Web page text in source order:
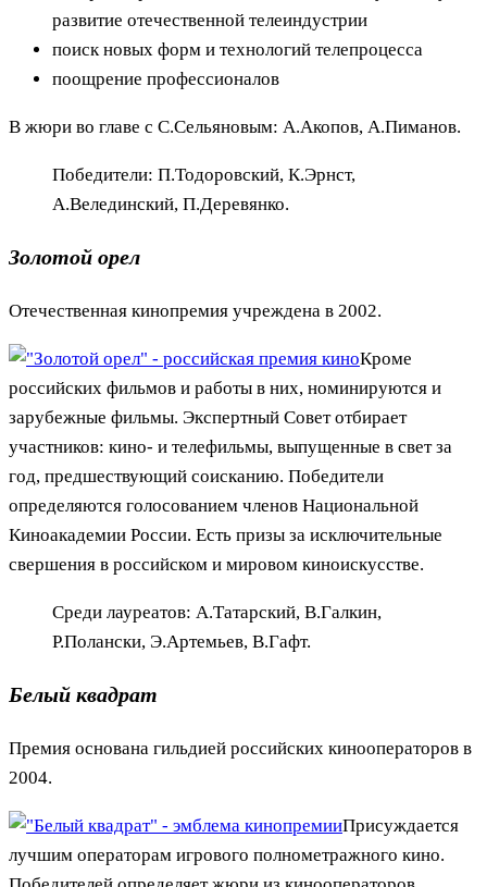
развитие отечественной телеиндустрии
поиск новых форм и технологий телепроцесса
поощрение профессионалов
В жюри во главе с С.Сельяновым: А.Акопов, А.Пиманов.
Победители: П.Тодоровский, К.Эрнст,
А.Велединский, П.Деревянко.
Золотой орел
Отечественная кинопремия учреждена в 2002.
Кроме
российских фильмов и работы в них, номинируются и
зарубежные фильмы. Экспертный Совет отбирает
участников: кино- и телефильмы, выпущенные в свет за
год, предшествующий соисканию. Победители
определяются голосованием членов Национальной
Киноакадемии России. Есть призы за исключительные
свершения в российском и мировом киноискусстве.
Среди лауреатов: А.Татарский, В.Галкин,
Р.Полански, Э.Артемьев, В.Гафт.
Белый квадрат
Премия основана гильдией российских кинооператоров в
2004.
Присуждается
лучшим операторам игрового полнометражного кино.